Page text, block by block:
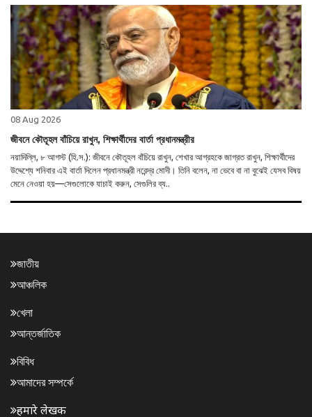
08 Aug 2026
জীবনে কৌতূহল বাঁচিয়ে রাখুন, শিক্ষার্থীদের বার্তা প্রধানমন্ত্রীর
নয়াদিল্লি, ৮ আগস্ট (হি.স.): জীবনে কৌতূহল বাঁচিয়ে রাখুন, শেখার আগ্রহকে জাগ্রত রাখুন, শিক্ষার্থীদের
উদ্দেশ্যে শনিবার এই বার্তা দিলেন প্রধানমন্ত্রী নরেন্দ্র মোদী। তিনি বলেন, না ভেবে বা না বুঝেই যেসব বিষয়
মেনে নেওয়া হয়—সেগুলোকে যাচাই করুন, সেগুলির ব্য..
জাতীয়
আঞ্চলিক
খেলা
আন্তর্জাতিক
বিবিধ
আমাদের সম্পর্কে
हमारे लेखक